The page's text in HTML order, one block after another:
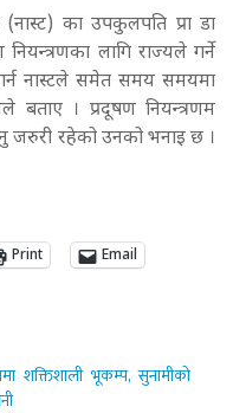
(नास्ट) का उपकुलपति प्रा डा
लागि राज्यले गर्ने
गर्न नास्टले समेत समय समयमा
बताए । प्रदूषण नियन्त्रणम
जरुरी रहेको उनको भनाइ छ ।
Print Email
शक्तिशाली भूकम्प, सुनामीको